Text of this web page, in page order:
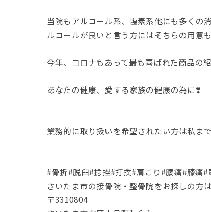
当院もアルコール系、塩素系他にも多くの
ルコールが良いと言う方にはそちらの用意も
今年、コロナもあって最も喜ばれた商品の紹
あなたの健康、愛する家族の健康の為に❣️
業務的に取り扱いを希望されたい方は私ま
#骨折#脱臼#捻挫#打撲#肩こり#腰痛#膝痛
さいたま市の接骨院・整骨院をお探しの
〒3310804